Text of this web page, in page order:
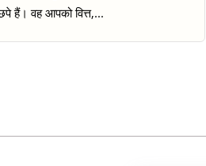
हैं। वह आपको वित्त,...